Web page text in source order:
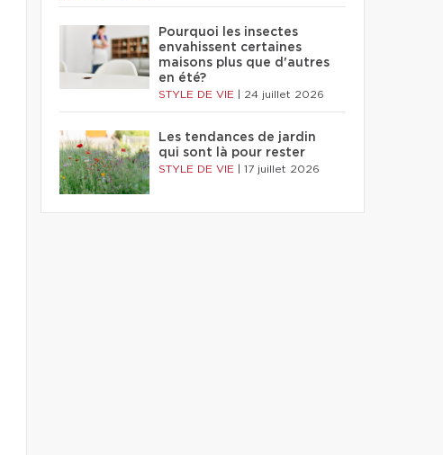
Pourquoi les insectes
envahissent certaines
maisons plus que d'autres
en été?
STYLE DE VIE 24 juillet 2026
Les tendances de jardin
qui sont là pour rester
STYLE DE VIE 17 juillet 2026